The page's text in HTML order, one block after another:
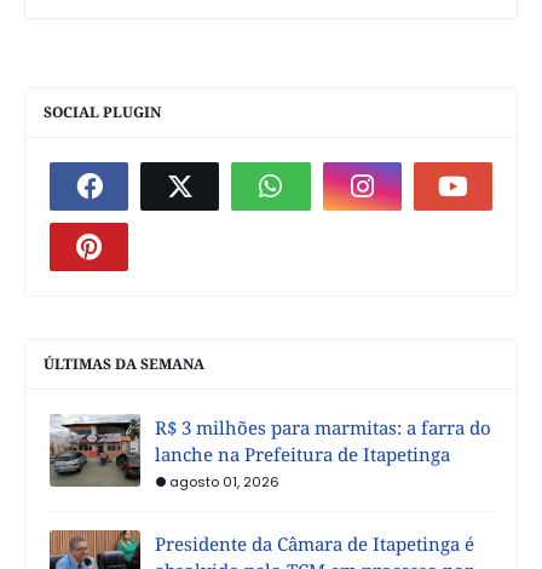
SOCIAL PLUGIN
ÚLTIMAS DA SEMANA
R$ 3 milhões para marmitas: a farra do
lanche na Prefeitura de Itapetinga
agosto 01, 2026
Presidente da Câmara de Itapetinga é